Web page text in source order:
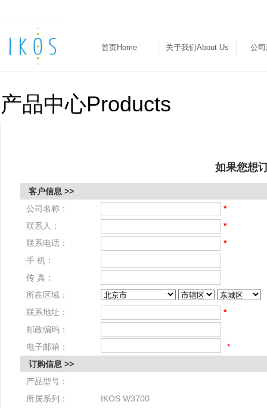
首页Home 关于我们About Us 公
产品中心Products
如果您想
客户信息 >>
公司名称：
*
联系人：
*
联系电话：
*
手 机：
传 真：
所在区域：
联系地址：
*
邮政编码：
电子邮箱：
*
订购信息 >>
产品型号：
所属系列：
IKOS W3700